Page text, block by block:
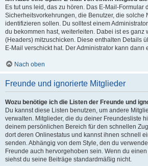
Es tut uns leid, das zu hören. Das E-Mail-Formular
Sicherheitsvorkehrungen, die Benutzer, die solche
identifizieren sollen. Du solltest einem
du bekommen hast, weiterleiten. Dabei ist es ganz
(Headers) mitzuschicken. Diese enthalten Details
E-Mail verschickt hat. Der Administrator kann
Nach oben
Freunde und ignorierte Mitglieder
Wozu benötige ich die Listen der Freunde und
Du kannst diese Listen benutzen, um andere
verwalten. Mitglieder, die du deiner Freundesliste
deinem persönlichen Bereich für den schnellen
dort deren Onlinestatus und kannst ihnen schnell
senden. Abhängig von dem Style, den du
Freunde auch hervorgehoben sein. Wenn du
siehst du seine Beiträge standardmäßig nicht.